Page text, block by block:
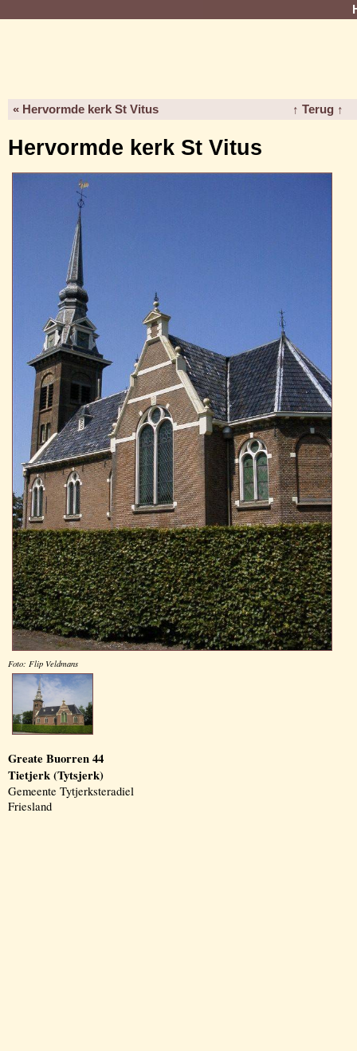
« Hervormde kerk St Vitus ↑ Terug ↑
Hervormde kerk St Vitus
Foto: Flip Veldmans
Greate Buorren 44
Tietjerk (Tytsjerk)
Gemeente Tytjerksteradiel
Friesland